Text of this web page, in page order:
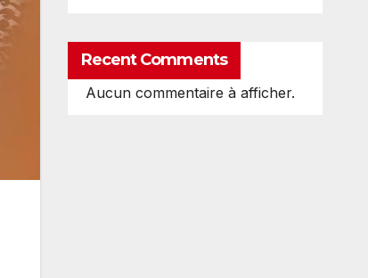
Recent Comments
Aucun commentaire à afficher.